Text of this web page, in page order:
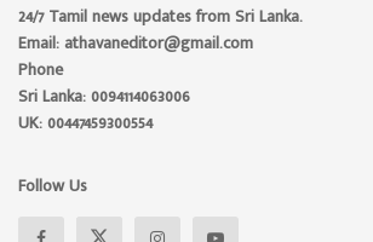
24/7 Tamil news updates from Sri Lanka.
Email: athavaneditor@gmail.com
Phone
Sri Lanka: 0094114063006
UK: 00447459300554
Follow Us